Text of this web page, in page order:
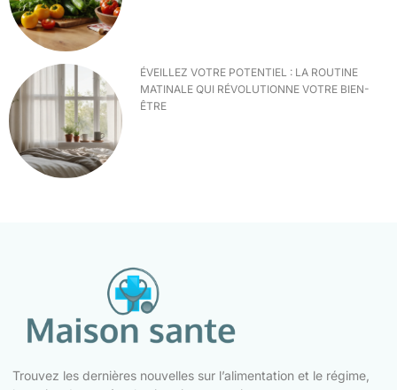
ÉVEILLEZ VOTRE POTENTIEL : LA ROUTINE
MATINALE QUI RÉVOLUTIONNE VOTRE BIEN-
ÊTRE
Trouvez les dernières nouvelles sur l’alimentation et le régime,